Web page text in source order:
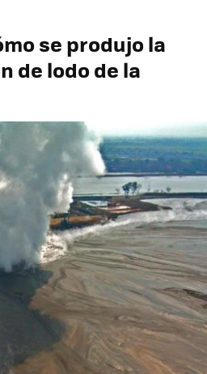
se produjo la
de lodo de la